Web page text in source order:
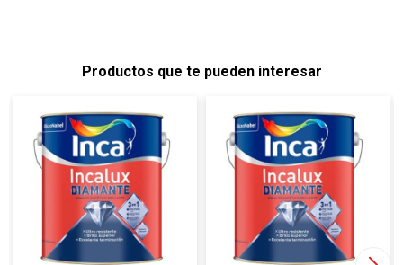
Productos que te pueden interesar